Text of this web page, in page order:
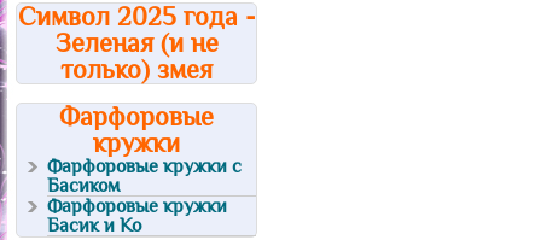
Символ 2025 года -
Зеленая (и не
только) змея
Фарфоровые
кружки
Фарфоровые кружки с
Басиком
Фарфоровые кружки
Басик и Ко